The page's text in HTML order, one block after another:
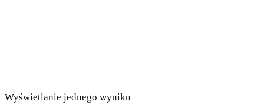
Wyświetlanie jednego wyniku